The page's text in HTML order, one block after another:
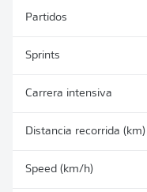
Partidos
Sprints
Carrera intensiva
Distancia recorrida (km)
Speed (km/h)